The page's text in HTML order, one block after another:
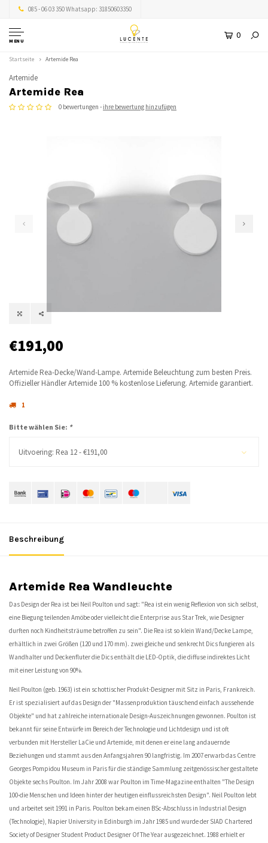
085 - 06 03 350 Whatsapp: 31850603350
MENU
0
Startseite Artemide Rea
Artemide
Artemide Rea
0 bewertungen - ihre bewertung hinzufügen
€191,00
Artemide Rea-Decke/Wand-Lampe. Artemide Beleuchtung zum besten Preis.
Offizieller Händler Artemide 100 % kostenlose Lieferung. Artemide garantiert.
1
Bitte wählen Sie: *
Uitvoering: Rea 12 - €191,00
Beschreibung
Artemide Rea Wandleuchte
Das Design der Rea ist bei Neil Poulton und sagt: "Rea ist ein wenig Reflexion von sich selbst,
eine Biegung teilenden Amöbe oder vielleicht die Enterprise aus Star Trek, wie Designer
durften noch Kindheitsträume betroffen zu sein". Die Rea ist so klein Wand/Decke Lampe,
erhältlich in zwei Größen (120 und 170 mm). zwei gleiche und senkrecht Dics fungieren als
Wandhalter und Deckenfluter die Dics enthält die LED-Optik, die diffuse indirektes Licht
mit einer Leistung von 90%.
Neil Poulton (geb. 1963) ist ein schottischer Produkt-Designer mit Sitz in Paris, Frankreich.
Er ist spezialisiert auf das Design der "Massenproduktion täuschend einfach aussehende
Objekte" und hat zahlreiche internationale Design-Auszeichnungen gewonnen. Poulton ist
bekannt für seine Entwürfe im Bereich der Technologie und Lichtdesign und ist oft
verbunden mit Hersteller LaCie und Artemide, mit denen er eine lang andauernde
Beziehungen und stammt aus den Anfangsjahren 90 langfristig. Im 2007 erwarb das Centre
Georges Pompidou Museum in Paris für die ständige Sammlung zeitgenössischer gestaltete
Objekte sechs Poulton. Im Jahr 2008 war Poulton im Time-Magazine enthalten "The Design
100-die Menschen und Ideen hinter der heutigen einflussreichsten Design". Neil Poulton lebt
und arbeitet seit 1991 in Paris. Poulton bekam einen BSc-Abschluss in Industrial Design
(Technologie), Napier University in Edinburgh im Jahr 1985 und wurde der SIAD Chartered
Society of Designer Student Product Designer Of The Year ausgezeichnet. 1988 erhielt er